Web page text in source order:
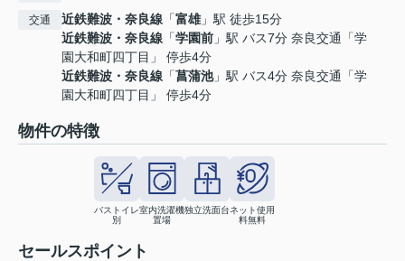
交通 近鉄難波・奈良線 「富雄」駅 徒歩15分
近鉄難波・奈良線 「学園前 」駅 バス7分 奈良交通「学
園大和町四丁目」 停歩4分
近鉄難波・奈良線 「菖蒲池」駅 バス4分 奈良交通「学
園大和町四丁目」 停歩4分
物件の特徴
バストイレ
別
室内洗濯機
置場
独立洗面台ネット使用
料無料
セールスポイント